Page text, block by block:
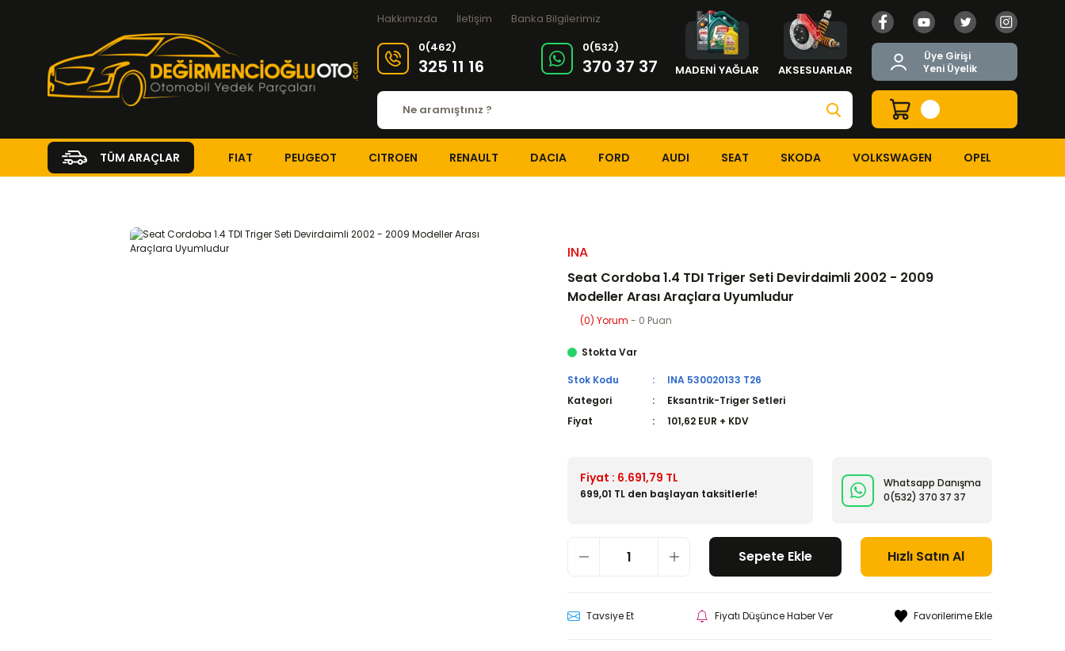
Hakkımızda İletişim
Banka Bilgilerimiz
0(462)
325 11 16
0(532)
370 37 37 MADENİ YAĞLAR AKSESUARLAR
Üye Girişi
Yeni Üyelik
TÜM ARAÇLAR FIAT PEUGEOT CITROEN RENAULT DACIA FORD AUDI SEAT SKODA VOLKSWAGEN OPEL
INA
Seat Cordoba 1.4 TDI Triger Seti Devirdaimli 2002 - 2009
Modeller Arası Araçlara Uyumludur
(0) Yorum - 0 Puan
Stokta Var
Stok Kodu
INA 530020133 T26
Kategori
Eksantrik-Triger Setleri
Fiyat
101,62 EUR + KDV
Fiyat : 6.691,79 TL
699,01 TL den başlayan taksitlerle!
Whatsapp Danışma
0(532) 370 37 37
Sepete Ekle Hızlı Satın Al
Tavsiye Et Fiyatı Düşünce Haber Ver